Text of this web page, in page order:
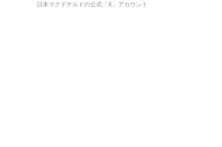
日本マクドナルドの公式「X」アカウント